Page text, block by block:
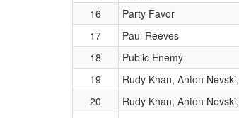
16
Party Favor
17
Paul Reeves
18
Public Enemy
19
Rudy Khan, Anton
20
Rudy Khan, Anton